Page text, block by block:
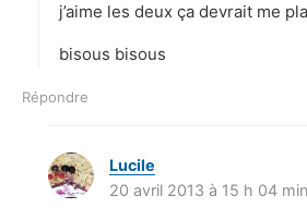
j’aime les deux ça devrait me
bisous bisous
Répondre
Lucile
i
20 avril 2013 à 15 h 04 min